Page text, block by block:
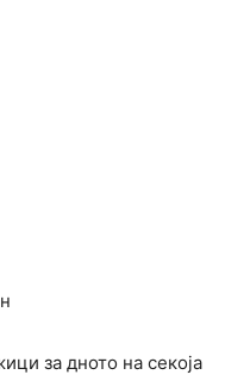
за дното на секоја